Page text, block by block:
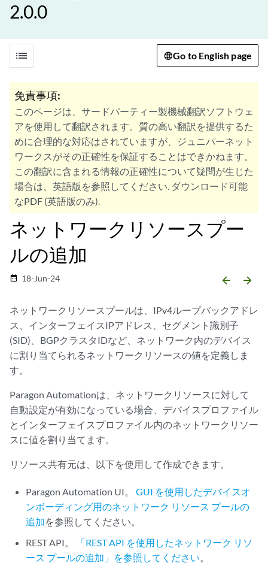
2.0.0
list Go to English page
免責事項:
このページは、サードパーティー製機械翻訳ソフトウェ
アを使用して翻訳されます。質の高い翻訳を提供するた
めに合理的な対応はされていますが、ジュニパーネット
ワークスがその正確性を保証することはできかねます。
この翻訳に含まれる情報の正確性について疑問が生じた
場合は、英語版を参照してください. ダウンロード可能
なPDF (英語版のみ).
ネットワークリソースプー
ルの追加
date_range 18-Jun-24 arrow_backward arrow_forward
ネットワークリソースプールは、IPv4ループバックアドレ
ス、インターフェイスIPアドレス、セグメント識別子
(SID)、BGPクラスタIDなど、ネットワーク内のデバイス
に割り当てられるネットワークリソースの値を定義しま
す。
Paragon Automationは、ネットワークリソースに対して
自動設定が有効になっている場合、デバイスプロファイル
とインターフェイスプロファイル内のネットワークリソー
スに値を割り当てます。
リソース共有元は、以下を使用して作成できます。
Paragon Automation UI。GUI を使用したデバイスオ
ンボーディング用のネットワーク リソース プールの
追加を参照してください。
REST API。
「REST API を使用したネットワーク リソ
ース プールの追加」を参照してください。